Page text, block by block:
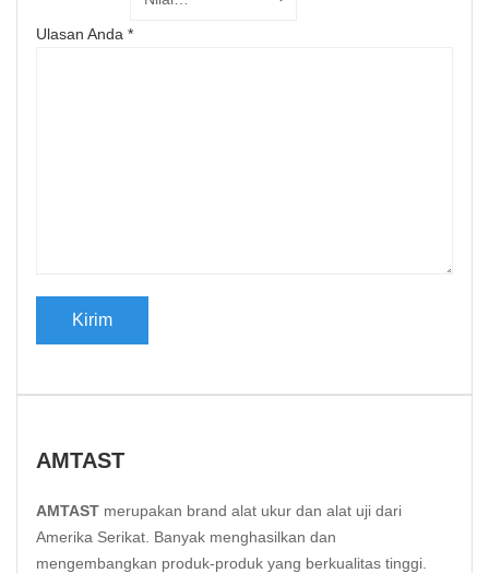
Ulasan Anda *
AMTAST
AMTAST merupakan brand alat ukur dan alat uji dari
Amerika Serikat. Banyak menghasilkan dan
mengembangkan produk-produk yang berkualitas tinggi.